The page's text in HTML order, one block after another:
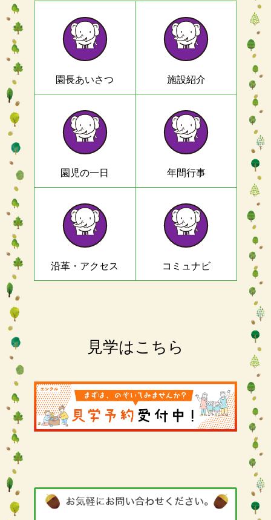
園長あいさつ 施設紹介
園児の一日 年間行事
沿革・アクセス コミュナビ
見学はこちら